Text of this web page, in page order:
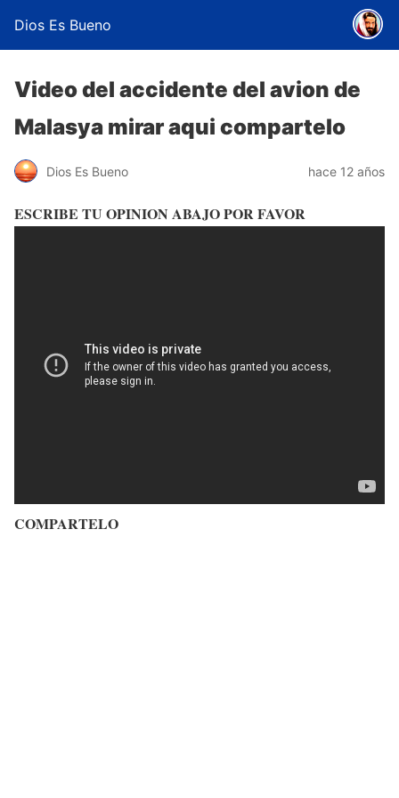
Dios Es Bueno
Video del accidente del avion de
Malasya mirar aqui compartelo
Dios Es Bueno hace 12 años
ESCRIBE TU OPINION ABAJO POR FAVOR
COMPARTELO